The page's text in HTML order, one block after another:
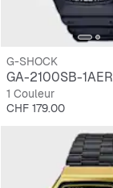
G-SHOCK
GA-2100SB-1AER
1 Couleur
Prix
CHF 179.00